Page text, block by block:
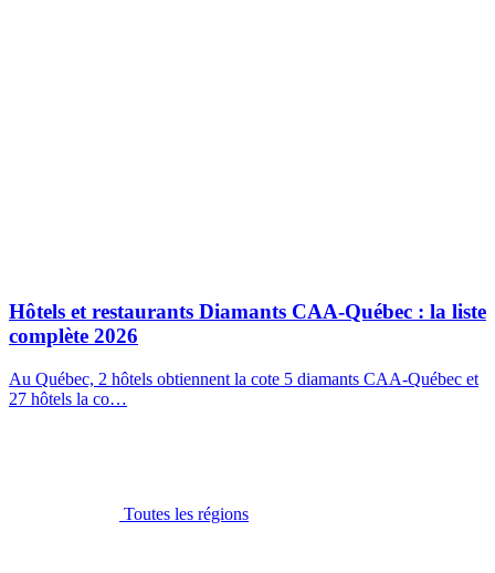
Hôtels et restaurants Diamants CAA-Québec : la liste
complète 2026
Au Québec, 2 hôtels obtiennent la cote 5 diamants CAA-Québec et
27 hôtels la co…
Toutes les régions